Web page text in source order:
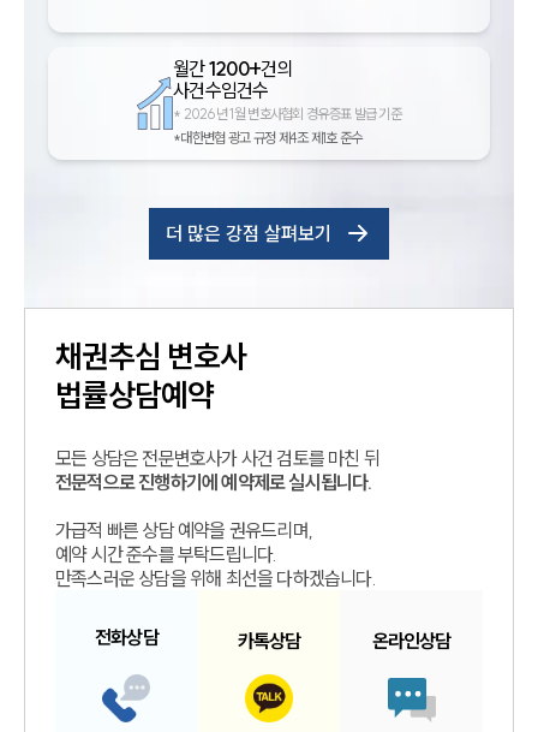
월간1200+건의
사건수임건수
* 2026년 1월 변호사협회 경유증표 발급 기준
*대한변협 광고 규정 제4조 제1호 준수
더 많은 강점 살펴보기
채권추심 변호사
법률상담예약
모든 상담은 전문변호사가 사건 검토를 마친 뒤
전문적으로 진행하기에 예약제로 실시됩니다.
가급적 빠른 상담 예약을 권유드리며,
예약 시간 준수를 부탁드립니다.
만족스러운 상담을 위해 최선을 다하겠습니다.
전화상담 카톡상담 온라인상담